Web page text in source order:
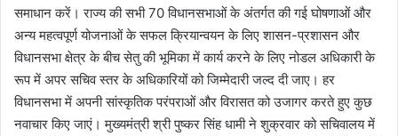
समाधान करें। राज्य की सभी 70 विधानसभाओं के अंतर्गत की गई घोषणाओं और
अन्य महत्वपूर्ण योजनाओं के सफल क्रियान्वयन के लिए शासन-प्रशासन और
विधानसभा क्षेत्र के बीच सेतु की भूमिका में कार्य करने के लिए नोडल अधिकारी के
रूप में अपर सचिव स्तर के अधिकारियों को जिम्मेदारी जल्द दी जाए। हर
विधानसभा में अपनी सांस्कृतिक परंपराओं और विरासत को उजागर करते हुए कुछ
नवाचार किए जाएं। मुख्यमंत्री श्री पुष्कर सिंह धामी ने शुक्रवार को सचिवालय में